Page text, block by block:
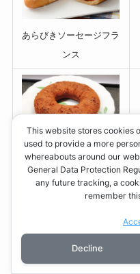
あらびきソーセージフラ
ンス
ブランのドーナツ
This website stores cookies
used to provide a more
whereabouts around our
General Data Protection
any future tracking, a
remember
Decline